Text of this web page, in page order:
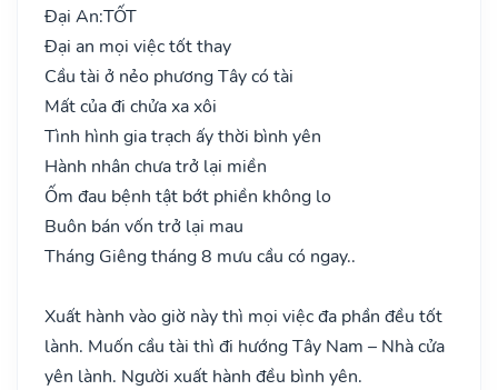
Đại An:TỐT
Đại an mọi việc tốt thay
Cầu tài ở nẻo phương Tây có tài
Mất của đi chửa xa xôi
Tình hình gia trạch ấy thời bình yên
Hành nhân chưa trở lại miền
Ốm đau bệnh tật bớt phiền không lo
Buôn bán vốn trở lại mau
Tháng Giêng tháng 8 mưu cầu có ngay..
Xuất hành vào giờ này thì mọi việc đa phần đều tốt
lành. Muốn cầu tài thì đi hướng Tây Nam – Nhà cửa
yên lành. Người xuất hành đều bình yên.